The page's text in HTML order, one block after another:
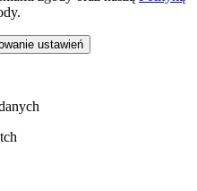
ustawień